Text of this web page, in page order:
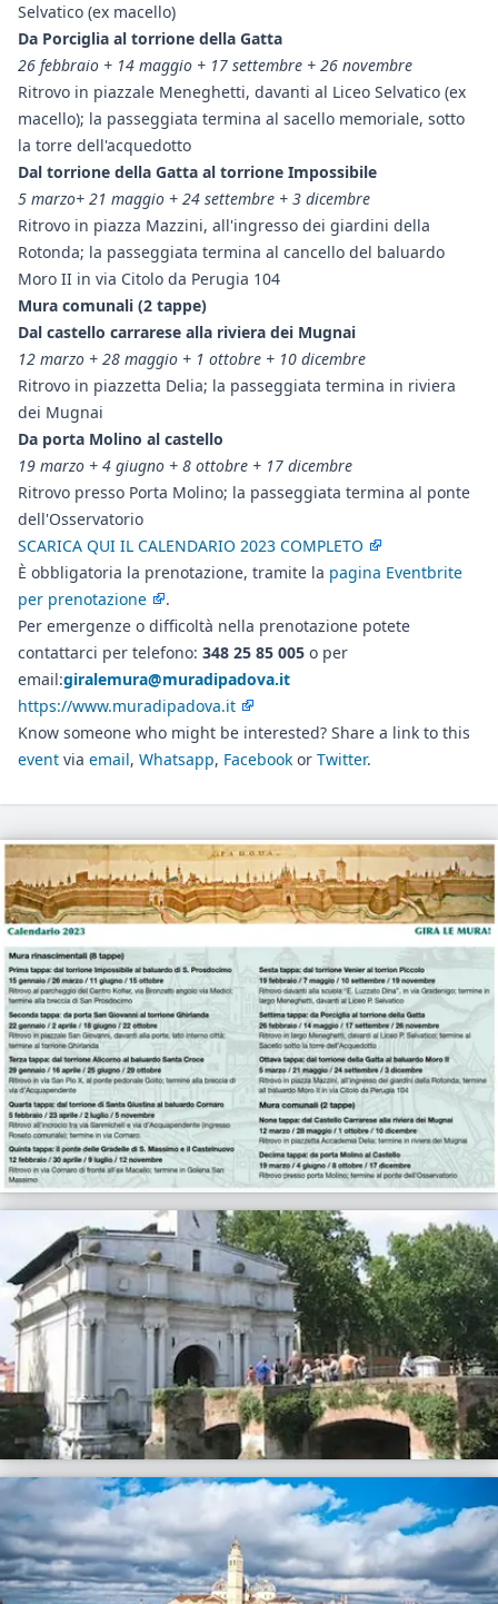
Selvatico (ex macello)
Da Porciglia al torrione della Gatta
26 febbraio + 14 maggio + 17 settembre + 26 novembre
Ritrovo in piazzale Meneghetti, davanti al Liceo Selvatico (ex
macello); la passeggiata termina al sacello memoriale, sotto
la torre dell'acquedotto
Dal torrione della Gatta al torrione Impossibile
5 marzo+ 21 maggio + 24 settembre + 3 dicembre
Ritrovo in piazza Mazzini, all'ingresso dei giardini della
Rotonda; la passeggiata termina al cancello del baluardo
Moro II in via Citolo da Perugia 104
Mura comunali (2 tappe)
Dal castello carrarese alla riviera dei Mugnai
12 marzo + 28 maggio + 1 ottobre + 10 dicembre
Ritrovo in piazzetta Delia; la passeggiata termina in riviera
dei Mugnai
Da porta Molino al castello
19 marzo + 4 giugno + 8 ottobre + 17 dicembre
Ritrovo presso Porta Molino; la passeggiata termina al ponte
dell'Osservatorio
SCARICA QUI IL CALENDARIO 2023 COMPLETO
È obbligatoria la prenotazione, tramite la pagina Eventbrite
per prenotazione
.
Per emergenze o difficoltà nella prenotazione potete
contattarci per telefono: 348 25 85 005 o per
email:giralemura@muradipadova.it
https://www.muradipadova.it
Know someone who might be interested? Share a link to this
event via email, Whatsapp, Facebook or Twitter.